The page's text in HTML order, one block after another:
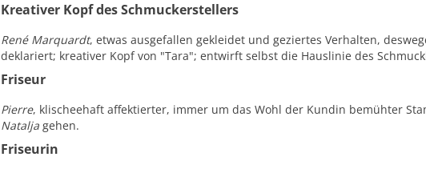
Kreativer Kopf des Schmuckerstellers
René Marquardt, etwas ausgefallen gekleidet und geziertes Verhalten,
deklariert; kreativer Kopf von "Tara"; entwirft selbst die Hauslinie des
Friseur
Pierre, klischeehaft affektierter, immer um das Wohl der Kundin bemühter
Nataljagehen.
Friseurin